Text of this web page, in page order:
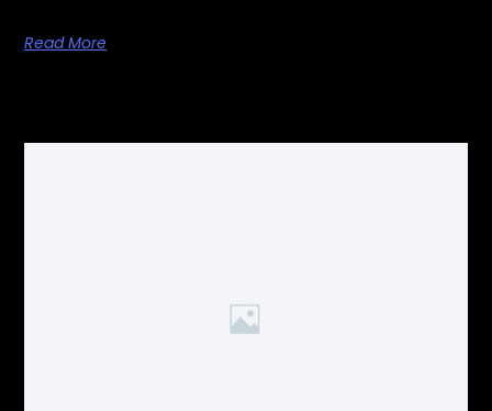
Read More